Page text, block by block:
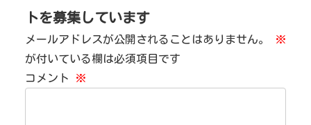
トを募集しています
メールアドレスが公開されることはありません。
※
が付いている欄は必須項目です
コメント
※